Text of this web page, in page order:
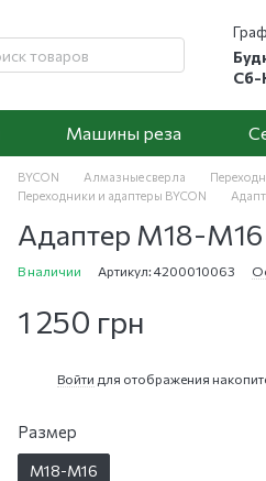
Сб-
Машины реза
BYCON Алмазные сверла
Переходники и адаптеры BYCON
Адаптер М18-М16
В наличии Артикул: 4200010063
1 250 грн
Войти для отображения
Размер
М18-М16